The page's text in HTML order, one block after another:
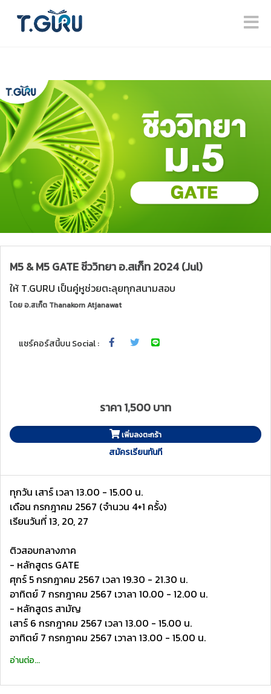
M5 & M5 GATE ชีววิทยา อ.สเก็ท 2024 (Jul)
ให้ T.GURU เป็นคู่หูช่วยตะลุยทุกสนามสอบ
โดยอ.สเก็ต Thanakorn Atjanawat
แชร์คอร์สนี้บน Social :
ราคา 1,500 บาท
เพิ่มลงตะกร้า
สมัครเรียนทันที
ทุกวัน เสาร์ เวลา 13.00 - 15.00 น.
เดือน กรกฎาคม 2567 (จำนวน 4+1 ครั้ง)
เรียนวันที่ 13, 20, 27
ติวสอบกลางภาค
- หลักสูตร GATE
ศุกร์ 5 กรกฎาคม 2567 เวลา 19.30 - 21.30 น.
อาทิตย์ 7 กรกฎาคม 2567 เวาลา 10.00 - 12.00 น.
- หลักสูตร สามัญ
เสาร์ 6 กรกฎาคม 2567 เวลา 13.00 - 15.00 น.
อาทิตย์ 7 กรกฎาคม 2567 เวาลา 13.00 - 15.00 น.
อ่านต่อ...